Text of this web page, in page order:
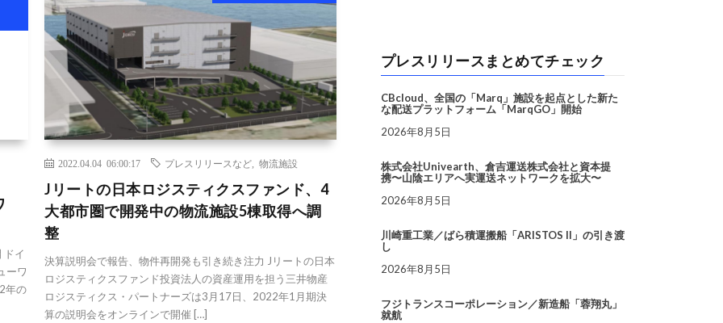
ドイ
ーワ
年の
2022.04.04 06:00:17 プレスリリースなど ,物流施設
Jリートの日本ロジスティクスファンド、4
大都市圏で開発中の物流施設5棟取得へ調
整
決算説明会で報告、物件再開発も引き続き注力 Jリートの日本
ロジスティクスファンド投資法人の資産運用を担う三井物産
ロジスティクス・パートナーズは3月17日、2022年1月期決
算の説明会をオンラインで開催 […]
プレスリリースまとめてチェック
CBcloud、全国の「Marq」施設を起点とした新た
な配送プラットフォーム「MarqGO」開始
2026年8月5日
株式会社Univearth、倉吉運送株式会社と資本提
携〜山陰エリアへ実運送ネットワークを拡大〜
2026年8月5日
川崎重工業／ばら積運搬船「ARISTOS II」の引き渡
し
2026年8月5日
フジトランスコーポレーション／新造船「蓉翔丸」
就航